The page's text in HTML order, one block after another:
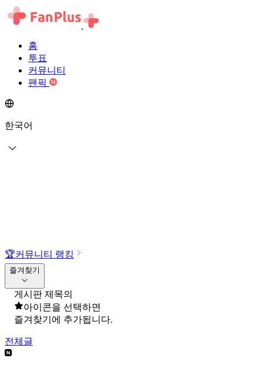
홈
투표
커뮤니티
팬픽
한국어
🏆커뮤니티 랭킹
즐겨찾기
게시판 제목의
아이콘을 선택하면
즐겨찾기에 추가됩니다.
전체글